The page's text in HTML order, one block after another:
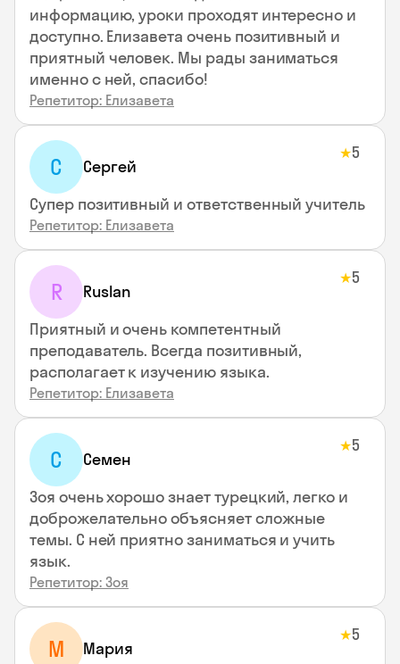
информацию, уроки проходят интересно и
доступно. Елизавета очень позитивный и
приятный человек. Мы рады заниматься
именно с ней, спасибо!
Репетитор: Елизавета
С Сергей
★5
Супер позитивный и ответственный учитель
Репетитор: Елизавета
R Ruslan
★5
Приятный и очень компетентный
преподаватель. Всегда позитивный,
располагает к изучению языка.
Репетитор: Елизавета
С Семен
★5
Зоя очень хорошо знает турецкий, легко и
доброжелательно объясняет сложные
темы. С ней приятно заниматься и учить
язык.
Репетитор: Зоя
М Мария
★5